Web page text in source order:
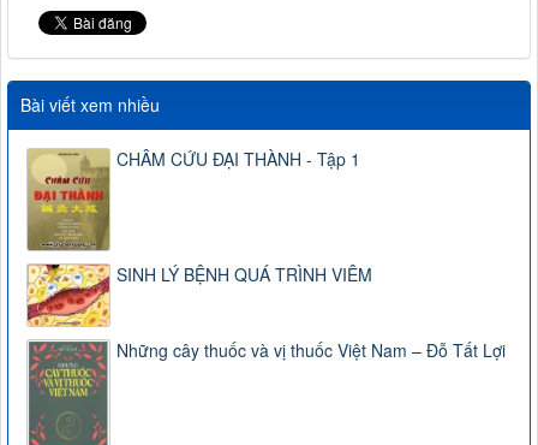
Bài viết xem nhiều
CHÂM CỨU ĐẠI THÀNH - Tập 1
SINH LÝ BỆNH QUÁ TRÌNH VIÊM
Những cây thuốc và vị thuốc Việt Nam – Đỗ Tất Lợi